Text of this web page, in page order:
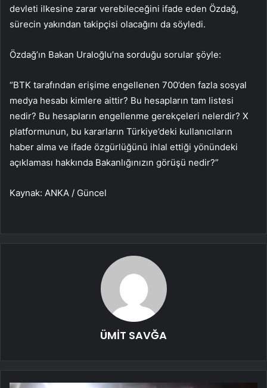
devleti ilkesine zarar verebileceğini ifade eden Özdağ,
sürecin yakından takipçisi olacağını da söyledi.
Özdağ’ın Bakan Uraloğlu’na sorduğu sorular şöyle:
“BTK tarafından erişime engellenen 700’den fazla sosyal
medya hesabı kimlere aittir? Bu hesapların tam listesi
nedir? Bu hesapların engellenme gerekçeleri nelerdir? X
platformunun, bu kararların Türkiye’deki kullanıcıların
haber alma ve ifade özgürlüğünü ihlal ettiği yönündeki
açıklaması hakkında Bakanlığınızın görüşü nedir?”
Kaynak: ANKA / Güncel
ÜMİT SAVĞA